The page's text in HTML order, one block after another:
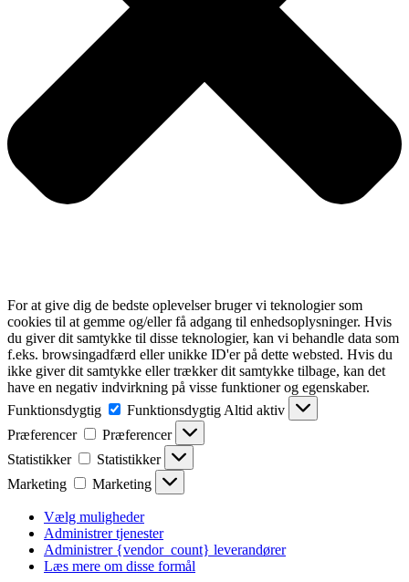
For at give dig de bedste oplevelser bruger vi teknologier som
cookies til at gemme og/eller få adgang til enhedsoplysninger. Hvis
du giver dit samtykke til disse teknologier, kan vi behandle data som
f.eks. browsingadfærd eller unikke ID'er på dette websted. Hvis du
ikke giver dit samtykke eller trækker dit samtykke tilbage, kan det
have en negativ indvirkning på visse funktioner og egenskaber.
Funktionsdygtig
Funktionsdygtig Altid aktiv
Præferencer
Præferencer
Statistikker
Statistikker
Marketing
Marketing
Vælg muligheder
Administrer tjenester
Administrer {vendor_count} leverandører
Læs mere om disse formål